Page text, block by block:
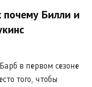
почему Билли и
в первом сезоне
того, чтобы